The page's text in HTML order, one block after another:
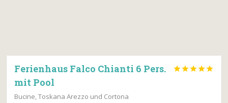
Ferienhaus Falco Chianti 6 Pers.
mit Pool

Bucine, Toskana Arezzo und Cortona